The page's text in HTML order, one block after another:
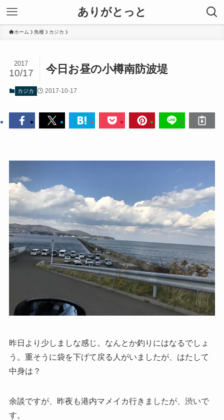
ありがとっと
ホーム 魚種 カジカ
今日お昼の小樽南防波堤
2017
10/17
カジカ 2017-10-17
昨日より少しましな感じ。なんとか釣りにはなるでしょ
う。重そうに袋を下げて戻る人がいましたが、はたして
中身は？
余談ですが、昨夜も港内マメイカ行きましたが、渋いで
す。